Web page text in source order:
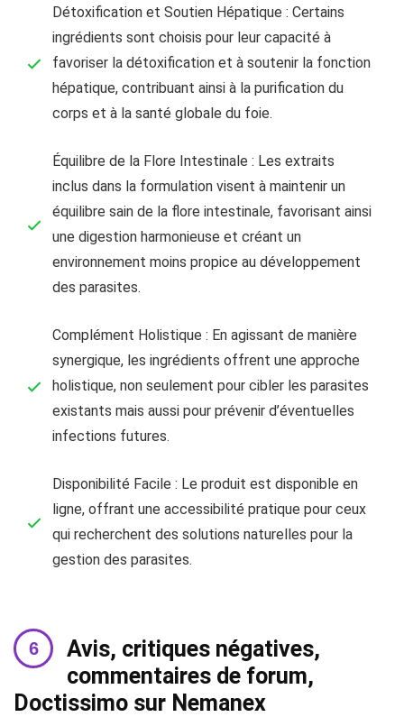
Détoxification et Soutien Hépatique : Certains
ingrédients sont choisis pour leur capacité à
favoriser la détoxification et à soutenir la fonction
hépatique, contribuant ainsi à la purification du
corps et à la santé globale du foie.
Équilibre de la Flore Intestinale : Les extraits
inclus dans la formulation visent à maintenir un
équilibre sain de la flore intestinale, favorisant ainsi
une digestion harmonieuse et créant un
environnement moins propice au développement
des parasites.
Complément Holistique : En agissant de manière
synergique, les ingrédients offrent une approche
holistique, non seulement pour cibler les parasites
existants mais aussi pour prévenir d’éventuelles
infections futures.
Disponibilité Facile : Le produit est disponible en
ligne, offrant une accessibilité pratique pour ceux
qui recherchent des solutions naturelles pour la
gestion des parasites.
Avis, critiques négatives,
commentaires de forum,
Doctissimo sur Nemanex